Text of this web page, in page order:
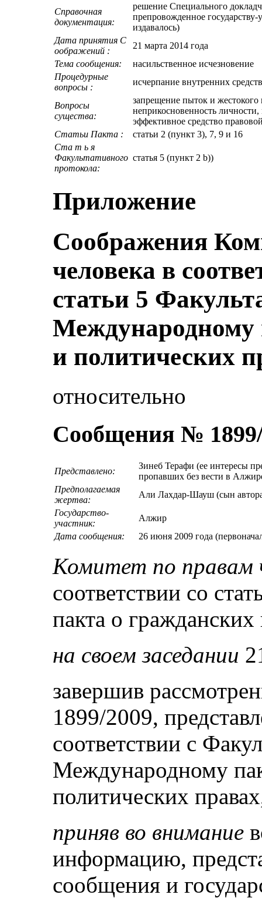
Справочная
документация:
решение Специального
препровожденное
издавалось)
Дата принятия C
оображений :
21 марта 2014 года
Тема сообщения:
насильственное исчезновение
Процедурные
вопросы :
исчерпание внутренних
Вопросы
существа:
запрещение пыток и жестокого
неприкосновенность
эффективное средство
Статьи Пакта :
статьи 2 (пункт 3), 7, 9 и 16
Ста т ь я
Факультативного
протокола:
статья 5 (пункт 2 b))
Приложение
Соображения
человека в
статьи 5
Международному
и политических
относительно
Сообщения №
Представлено:
Зинеб Терафи (ее интересы
пропавших без вести в
Предполагаемая
жертва:
Али Лахдар-Шауш (сын
Государство-
участник:
Алжир
Дата сообщения:
26 июня 2009 года
Комитет по правам
соответствии со
пакта о
на своем заседании
завершив
1899/2009,
соответствии с
Международному
политических
приняв во внимание
информацию,
сообщения и